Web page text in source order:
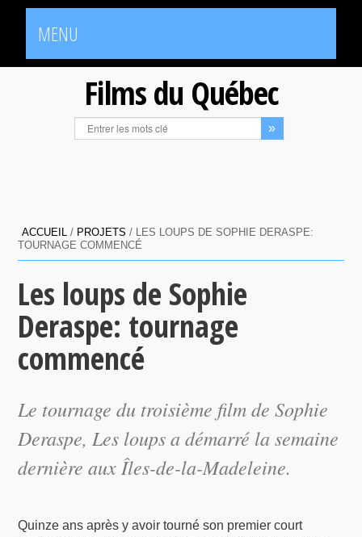
MENU
Films du Québec
ACCUEIL / PROJETS / LES LOUPS DE SOPHIE DERASPE:
TOURNAGE COMMENCÉ
Les loups de Sophie
Deraspe: tournage
commencé
Le tournage du troisième film de Sophie
Deraspe, Les loupsa démarré la semaine
dernière aux Îles-de-la-Madeleine.
Quinze ans après y avoir tourné son premier court